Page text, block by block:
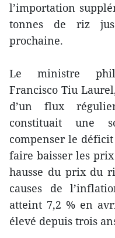
l’importation
tonnes de riz
prochaine.
Le ministre
Francisco Tiu
d’un flux
constituait une
compenser le
faire baisser les
hausse du prix du
causes de
atteint 7,2 % en
élevé depuis trois